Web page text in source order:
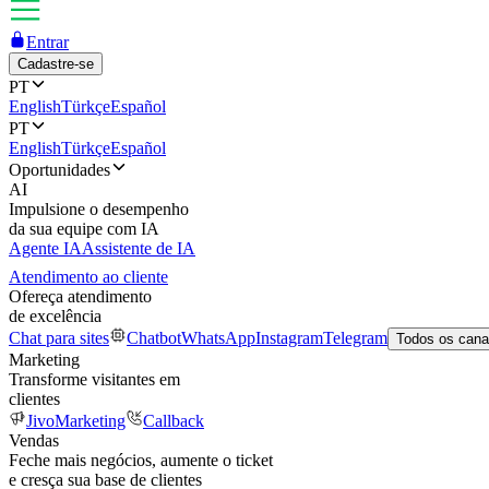
Entrar
Cadastre-se
PT
EnglishTürkçeEspañol
PT
EnglishTürkçeEspañol
Oportunidades
AI
Impulsione o desempenho
da sua equipe com IA
Agente IAAssistente de IA
Atendimento ao cliente
Ofereça atendimento
de excelência
Chat para sites
ChatbotWhatsAppInstagramTelegram Todos os
Marketing
Transforme visitantes em
clientes
JivoMarketing
Callback
Vendas
Feche mais negócios, aumente o ticket
e cresça sua base de clientes